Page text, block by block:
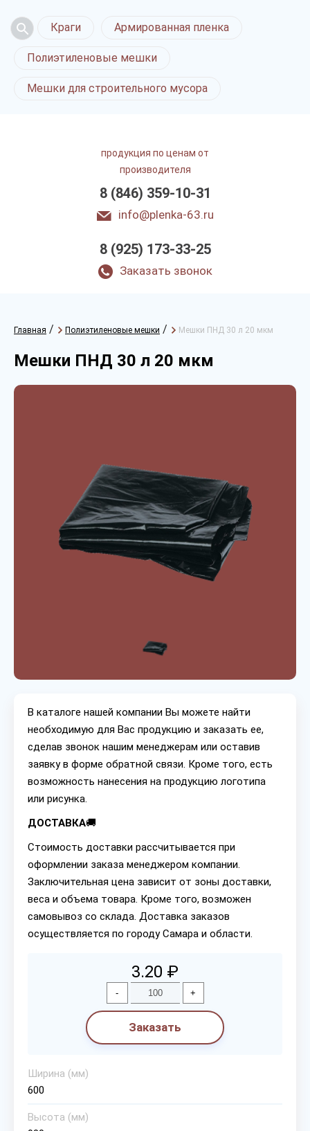
Краги Армированная пленка
Полиэтиленовые мешки
Мешки для строительного мусора
продукция по ценам от
производителя
8 (846) 359-10-31
info@plenka-63.ru
8 (925) 173-33-25
Заказать звонок
Главная / Полиэтиленовые мешки / Мешки ПНД 30 л 20 мкм
Мешки ПНД 30 л 20 мкм
В каталоге нашей компании Вы можете найти
необходимую для Вас продукцию и заказать ее,
сделав звонок нашим менеджерам или оставив
заявку в форме обратной связи. Кроме того, есть
возможность нанесения на продукцию логотипа
или рисунка.
ДОСТАВКА🚚
Стоимость доставки рассчитывается при
оформлении заказа менеджером компании.
Заключительная цена зависит от зоны доставки,
веса и объема товара. Кроме того, возможен
самовывоз со склада. Доставка заказов
осуществляется по городу Самара и области.
3.20 ₽
- +
Заказать
Ширина (мм)
600
Высота (мм)